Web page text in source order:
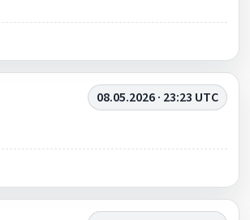
08.05.2026 · 23:23 UTC